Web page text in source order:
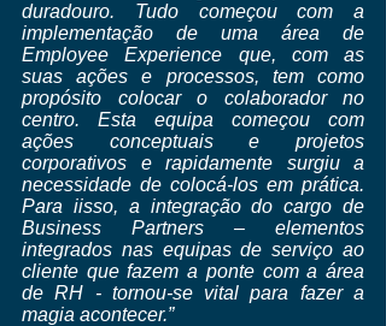
duradouro. Tudo começou com a
implementação de uma área de
Employee Experience que, com as
suas ações e processos, tem como
propósito colocar o colaborador no
centro. Esta equipa começou com
ações conceptuais e projetos
corporativos e rapidamente surgiu a
necessidade de colocá-los em prática.
Para iisso, a integração do cargo de
Business Partners – elementos
integrados nas equipas de serviço ao
cliente que fazem a ponte com a área
de RH - tornou-se vital para fazer a
magia acontecer.”